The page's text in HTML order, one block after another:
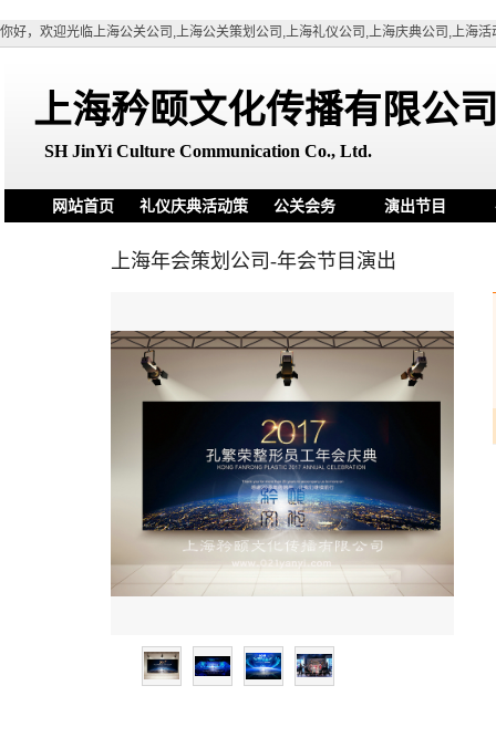
你好，欢迎光临上海公关公司,上海公关策划公司,上海礼仪公司,上海庆典公司,上海
上海矜颐文化传播有限公
SHJinYi Culture Communication Co., Ltd.
网站首页
礼仪庆典活动策
公关会务 演出节目
上海年会策划公司-年会节目演出